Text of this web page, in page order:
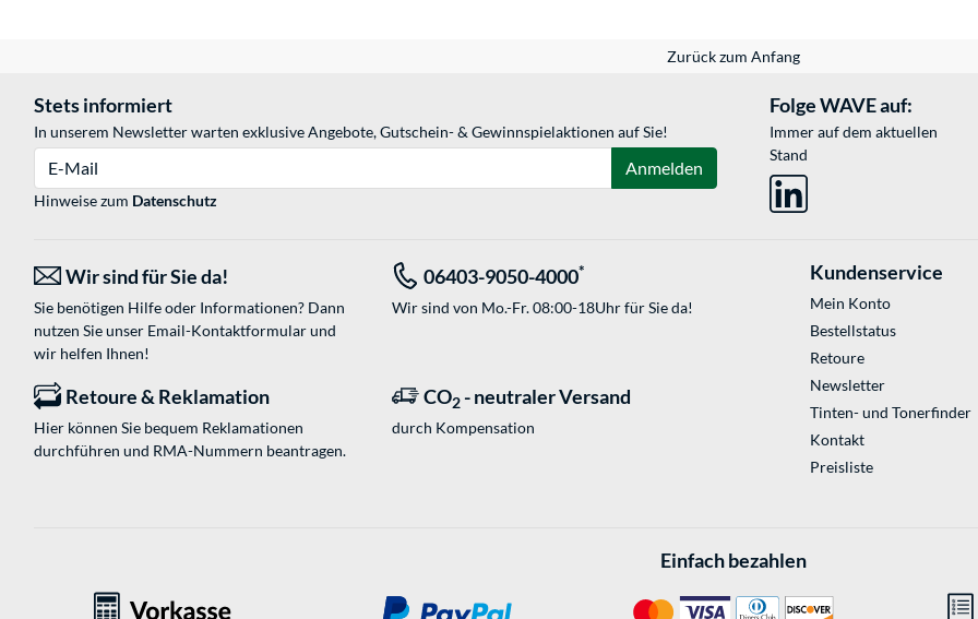
Zurück zum Anfang
Stets informiert
In unserem Newsletter warten exklusive Angebote, Gutschein- & Gewinnspielaktionen auf Sie!
Anmelden
Hinweise zum Datenschutz
Folge WAVE auf:
Immer auf dem aktuellen
Stand
Wir sind für Sie da!
Sie benötigen Hilfe oder Informationen? Dann
nutzen Sie unser Email-Kontaktformularund
wir helfen Ihnen!
06403-9050-4000*
Wir sind von Mo.-Fr. 08:00-18Uhr für Sie da!
Retoure & Reklamation
Hier können Sie bequem Reklamationen
durchführen und RMA-Nummern beantragen.
CO2 - neutraler Versand
durch Kompensation
Kundenservice
Mein Konto
Bestellstatus
Retoure
Newsletter
Tinten- und Tonerfinder
Kontakt
Preisliste
Einfach bezahlen